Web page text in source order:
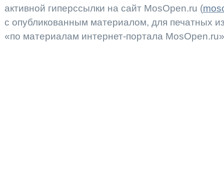
активной гиперссылки на сайт MosOpen.ru (
с опубликованным материалом, для печатных
«по материалам интернет-портала